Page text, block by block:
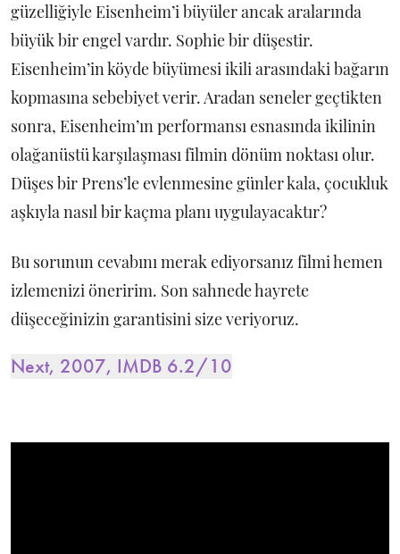
güzelliğiyle Eisenheim’i büyüler ancak aralarında
büyük bir engel vardır. Sophie bir düşestir.
Eisenheim’in köyde büyümesi ikili arasındaki bağarın
kopmasına sebebiyet verir. Aradan seneler geçtikten
sonra, Eisenheim’ın performansı esnasında ikilinin
olağanüstü karşılaşması filmin dönüm noktası olur.
Düşes bir Prens’le evlenmesine günler kala, çocukluk
aşkıyla nasıl bir kaçma planı uygulayacaktır?
Bu sorunun cevabını merak ediyorsanız filmi hemen
izlemenizi öneririm. Son sahnede hayrete
düşeceğinizin garantisini size veriyoruz.
Next, 2007, IMDB 6.2/10